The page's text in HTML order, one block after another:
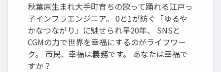
秋葉原生まれ大手町育ちの歌って踊れる江戸っ
子インフラエンジニア。 0と1が紡ぐ「ゆるや
かなつながり」に魅せられ早20年、 SNSと
CGMの力で世界を幸福にするのがライフワー
ク。 市民、幸福は義務です。 あなたは幸福で
すか？